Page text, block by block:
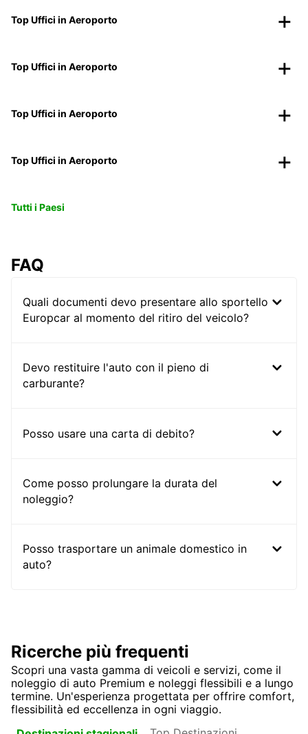
Top Uffici in Aeroporto
Top Uffici in Aeroporto
Top Uffici in Aeroporto
Top Uffici in Aeroporto
Tutti i Paesi
FAQ
Quali documenti devo presentare allo sportello
Europcar al momento del ritiro del veicolo?
Devo restituire l'auto con il pieno di
carburante?
Posso usare una carta di debito?
Come posso prolungare la durata del
noleggio?
Posso trasportare un animale domestico in
auto?
Ricerche più frequenti
Scopri una vasta gamma di veicoli e servizi, come il
noleggio di auto Premium e noleggi flessibili e a lungo
termine. Un'esperienza progettata per offrire comfort,
flessibilità ed eccellenza in ogni viaggio.